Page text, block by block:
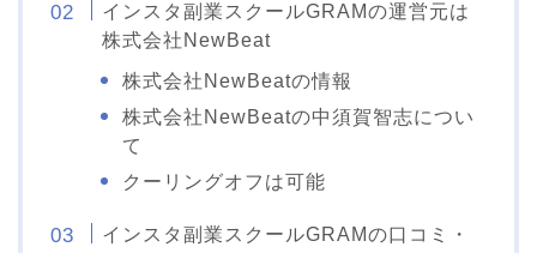
インスタ副業スクールGRAMの運営元は
株式会社NewBeat
株式会社NewBeatの情報
株式会社NewBeatの中須賀智志につい
て
クーリングオフは可能
インスタ副業スクールGRAMの口コミ・